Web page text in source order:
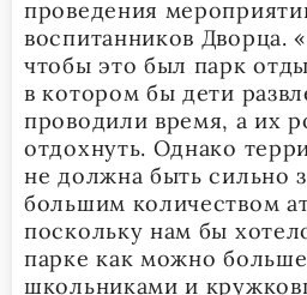
проведения
воспитанников Дворца.
чтобы это был парк
в котором бы дети
проводили время, а их
отдохнуть. Однако
не должна быть сильно
большим количеством
поскольку нам бы
парке как можно
школьниками и